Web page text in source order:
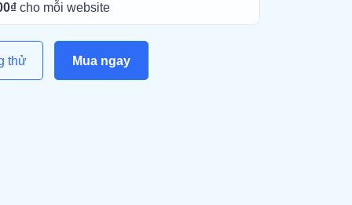
cho mỗi website
thử Mua ngay